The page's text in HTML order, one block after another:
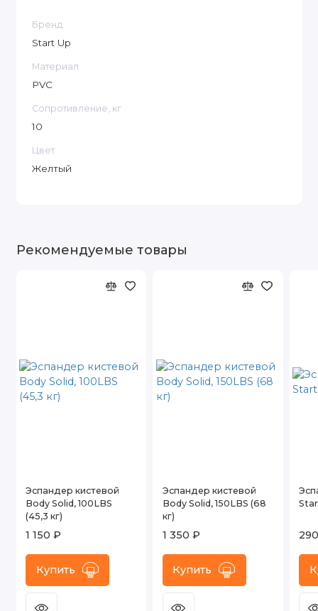
Бренд
Start Up
Материал
PVC
Сопротивление, кг
10
Цвет
Желтый
Рекомендуемые товары
Эспандер кистевой
Body Solid, 100LBS
(45,3 кг)
1 150 ₽
Купить
Эспандер кистевой
Body Solid, 150LBS (68
кг)
1 350 ₽
Купить